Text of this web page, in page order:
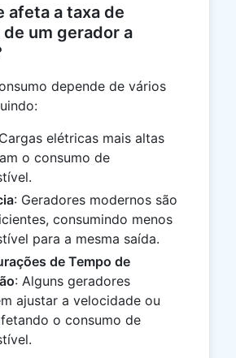
afeta a taxa de
um gerador a
depende de vários
elétricas mais altas
o consumo de
: Geradores modernos são
consumindo menos
para a mesma saída.
de Tempo de
: Alguns geradores
ajustar a velocidade ou
o consumo de